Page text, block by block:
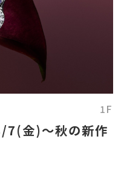
1F
7(金)～秋の新作